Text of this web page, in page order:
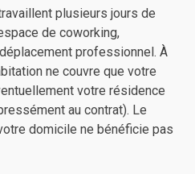
plusieurs jours de
de coworking,
professionnel. À
ne couvre que votre
votre résidence
au contrat). Le
domicile ne bénéficie pas